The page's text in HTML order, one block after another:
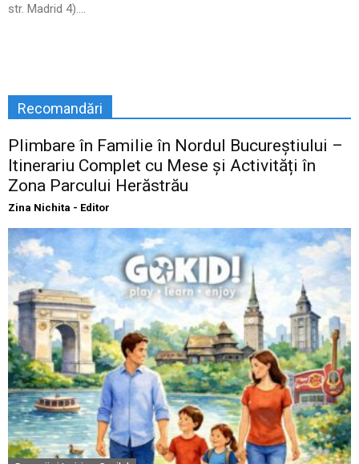
str. Madrid 4)....
Recomandări
Plimbare în Familie în Nordul Bucureștiului –
Itinerariu Complet cu Mese și Activități în
Zona Parcului Herăstrău
Zina Nichita - Editor